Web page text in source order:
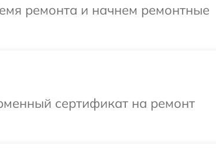
ремонта и начнем ремонтные
сертификат на ремонт